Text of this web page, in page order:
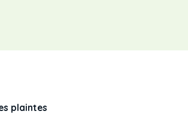
plaintes